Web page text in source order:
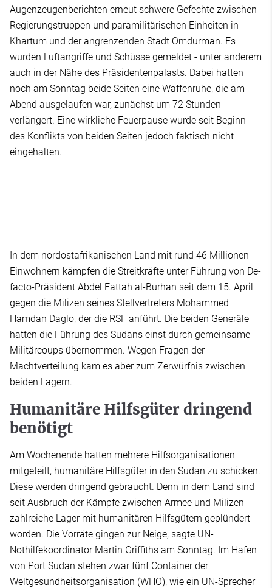
Augenzeugenberichten erneut schwere Gefechte zwischen
Regierungstruppen und paramilitärischen Einheiten in
Khartum und der angrenzenden Stadt Omdurman. Es
wurden Luftangriffe und Schüsse gemeldet - unter anderem
auch in der Nähe des Präsidentenpalasts. Dabei hatten
noch am Sonntag beide Seiten eine Waffenruhe, die am
Abend ausgelaufen war, zunächst um 72 Stunden
verlängert. Eine wirkliche Feuerpause wurde seit Beginn
des Konflikts von beiden Seiten jedoch faktisch nicht
eingehalten.
In dem nordostafrikanischen Land mit rund 46 Millionen
Einwohnern kämpfen die Streitkräfte unter Führung von De-
facto-Präsident Abdel Fattah al-Burhan seit dem 15. April
gegen die Milizen seines Stellvertreters Mohammed
Hamdan Daglo, der die RSF anführt. Die beiden Generäle
hatten die Führung des Sudans einst durch gemeinsame
Militärcoups übernommen. Wegen Fragen der
Machtverteilung kam es aber zum Zerwürfnis zwischen
beiden Lagern.
Humanitäre Hilfsgüter dringend
benötigt
Am Wochenende hatten mehrere Hilfsorganisationen
mitgeteilt, humanitäre Hilfsgüter in den Sudan zu schicken.
Diese werden dringend gebraucht. Denn in dem Land sind
seit Ausbruch der Kämpfe zwischen Armee und Milizen
zahlreiche Lager mit humanitären Hilfsgütern geplündert
worden. Die Vorräte gingen zur Neige, sagte UN-
Nothilfekoordinator Martin Griffiths am Sonntag. Im Hafen
von Port Sudan stehen zwar fünf Container der
Weltgesundheitsorganisation (WHO), wie ein UN-Sprecher